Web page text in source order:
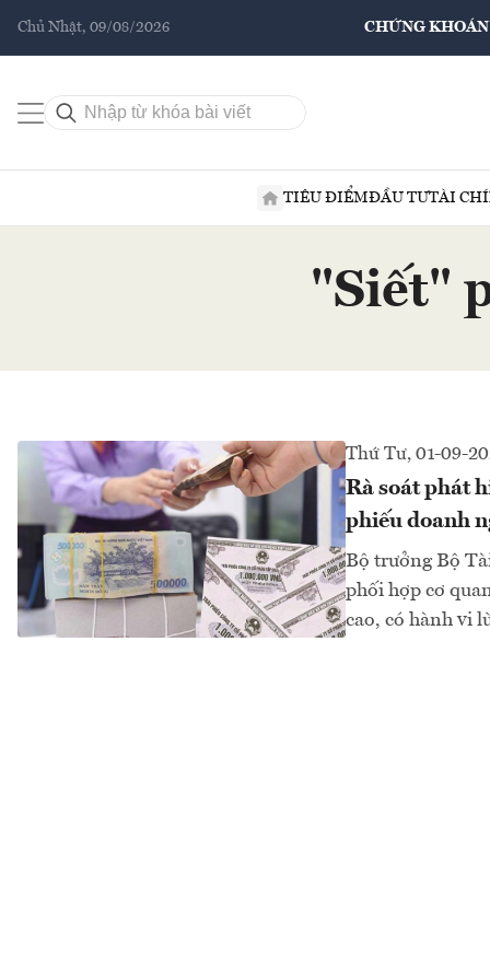
Chủ Nhật, 09/08/2026 CHỨNG KHOÁN
TIÊU ĐIỂMĐẦU TƯTÀI
"Siết"
Thứ Tư, 01-09-
Rà soát phát
phiếu doanh
Bộ trưởng Bộ
phối hợp cơ
cao, có hành vi